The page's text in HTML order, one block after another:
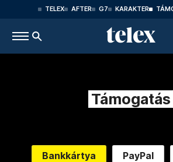
TELEX AFTER G7 KARAKTER
Támogatás
Bankkártya PayPal